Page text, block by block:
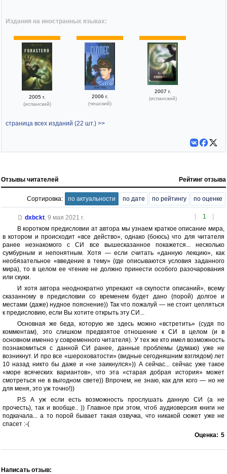
Издания на иностранных языках:
2005 г.
(испанский)
2006 г.
(чешский)
2007 г.
(испанский)
страница всех изданий (22 шт.) >>
Отзывы читателей Рейтинг отзыва
Сортировка: по актуальности по дате по рейтингу по оценке
[ 1 ]
dxbckt, 9 мая 2021 г.
В коротком предисловии ат автора мы узнаем краткое описание мира,
в котором и происходит «все действо», однако (боюсь) что для читателя
ранее незнакомого с СИ все вышесказанное покажется... несколько
сумбурным и непонятным. Хотя — если считать «данную лекцию», как
необязательное «введение в тему» (где описываются условия заданного
мира), то в целом ее чтение не должно принести особого разочарования
или скуки.
И хотя автора неоднократно упрекают «в скупости описаний», всему
сказанному в предисловии со временем будет дано (порой) долгое и
местами (даже) нудное пояснение)) Так что пожалуй — не стоит цепляться
к предисловию, если Вы хотите открыть эту СИ...
Основная же беда, которую же здесь можно «встретить» (судя по
комментам), это слишком предвзятое отношение к СИ в целом (и в
основном именно у современного читателя). У тех же кто имел возможность
познакомиться с данной СИ ранее, данные проблемы (думаю) уже не
возникнут. И про все «шероховатости» (видные сегодняшним взглядом) лет
10 назад никто бы даже и «не заикнулся»)) А сейчас... сейчас уже такое
«море всяческих вариантов», что эта «старая добрая история» может
смотреться не в выгодном свете)) Впрочем, не знаю, как для кого — но не
для меня, это уж точно!))
P.S А уж если есть возможность прослушать данную СИ (а не
прочесть), так и вообще.. )) Главное при этом, чтоб аудиоверсия книги не
подкачала... а то порой бывает такая озвучка, что никакой сюжет уже не
спасет :-(
Оценка: 5
Написать отзыв: